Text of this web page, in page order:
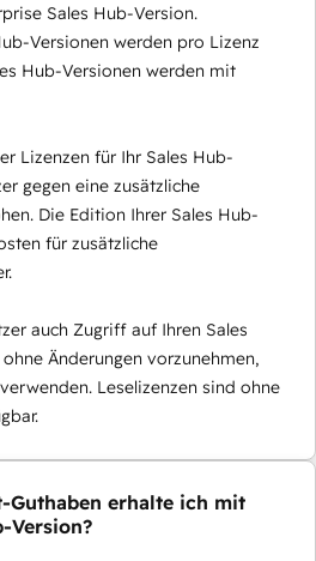
Sales Hub-Version.
Versionen werden pro Lizenz
Hub-Versionen werden mit
Lizenzen für Ihr Sales Hub-
gegen eine zusätzliche
Die Edition Ihrer Sales Hub-
für zusätzliche
auch Zugriff auf Ihren Sales
Änderungen vorzunehmen,
Leselizenzen sind ohne
Guthaben erhalte ich mit
Version?